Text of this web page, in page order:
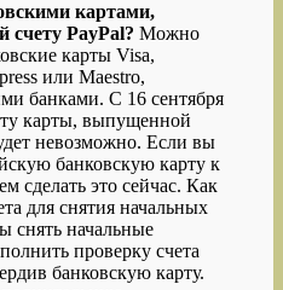
картами,
PayPal? Можно
карты Visa,
или Maestro,
банками. С 16 сентября
карты, выпущенной
невозможно. Если вы
банковскую карту к
сделать это сейчас. Как
для снятия начальных
снять начальные
проверку счета
банковскую карту.